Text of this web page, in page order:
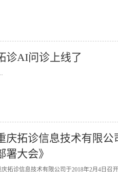
诊AI问诊上线了
庆拓诊信息技术有限公
署大会》
庆拓诊信息技术有限公司于2018年2月4日召